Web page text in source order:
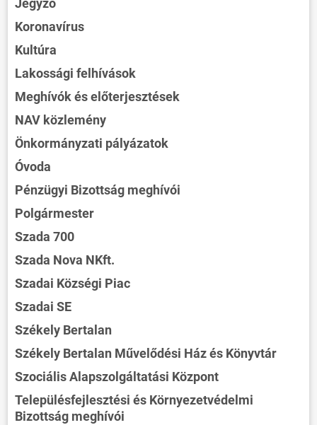
Jegyző
Koronavírus
Kultúra
Lakossági felhívások
Meghívók és előterjesztések
NAV közlemény
Önkormányzati pályázatok
Óvoda
Pénzügyi Bizottság meghívói
Polgármester
Szada 700
Szada Nova NKft.
Szadai Községi Piac
Szadai SE
Székely Bertalan
Székely Bertalan Művelődési Ház és Könyvtár
Szociális Alapszolgáltatási Központ
Településfejlesztési és Környezetvédelmi
Bizottság meghívói